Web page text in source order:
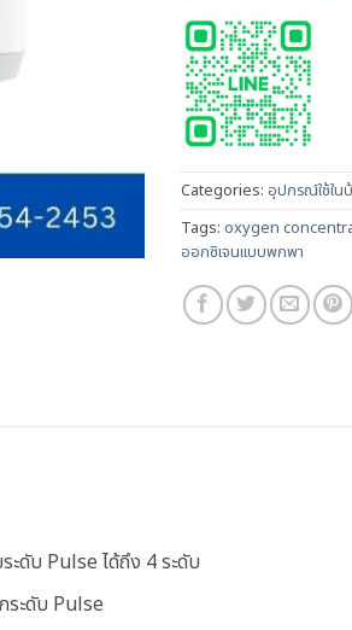
Categories: อุปกรณ์ใช้ใน
Tags: oxygen
ออกซิเจนแบบพกพา
ะดับ Pulse ได้ถึง 4 ระดับ
ระดับ Pulse